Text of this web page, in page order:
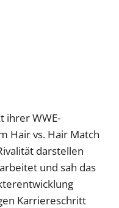
ihrer WWE-
Hair vs. Hair Match
darstellen
und sah das
Karriereschritt